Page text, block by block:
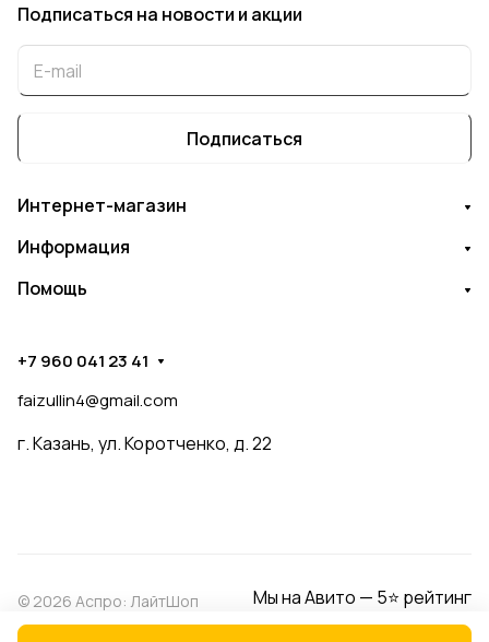
Подписаться на новости и акции
Подписаться
Интернет-магазин
Информация
Помощь
+7 960 041 23 41
faizullin4@gmail.com
г. Казань, ул. Коротченко, д. 22
© 2026 Аспро: ЛайтШоп Мы на Авито — 5⭐ рейтинг